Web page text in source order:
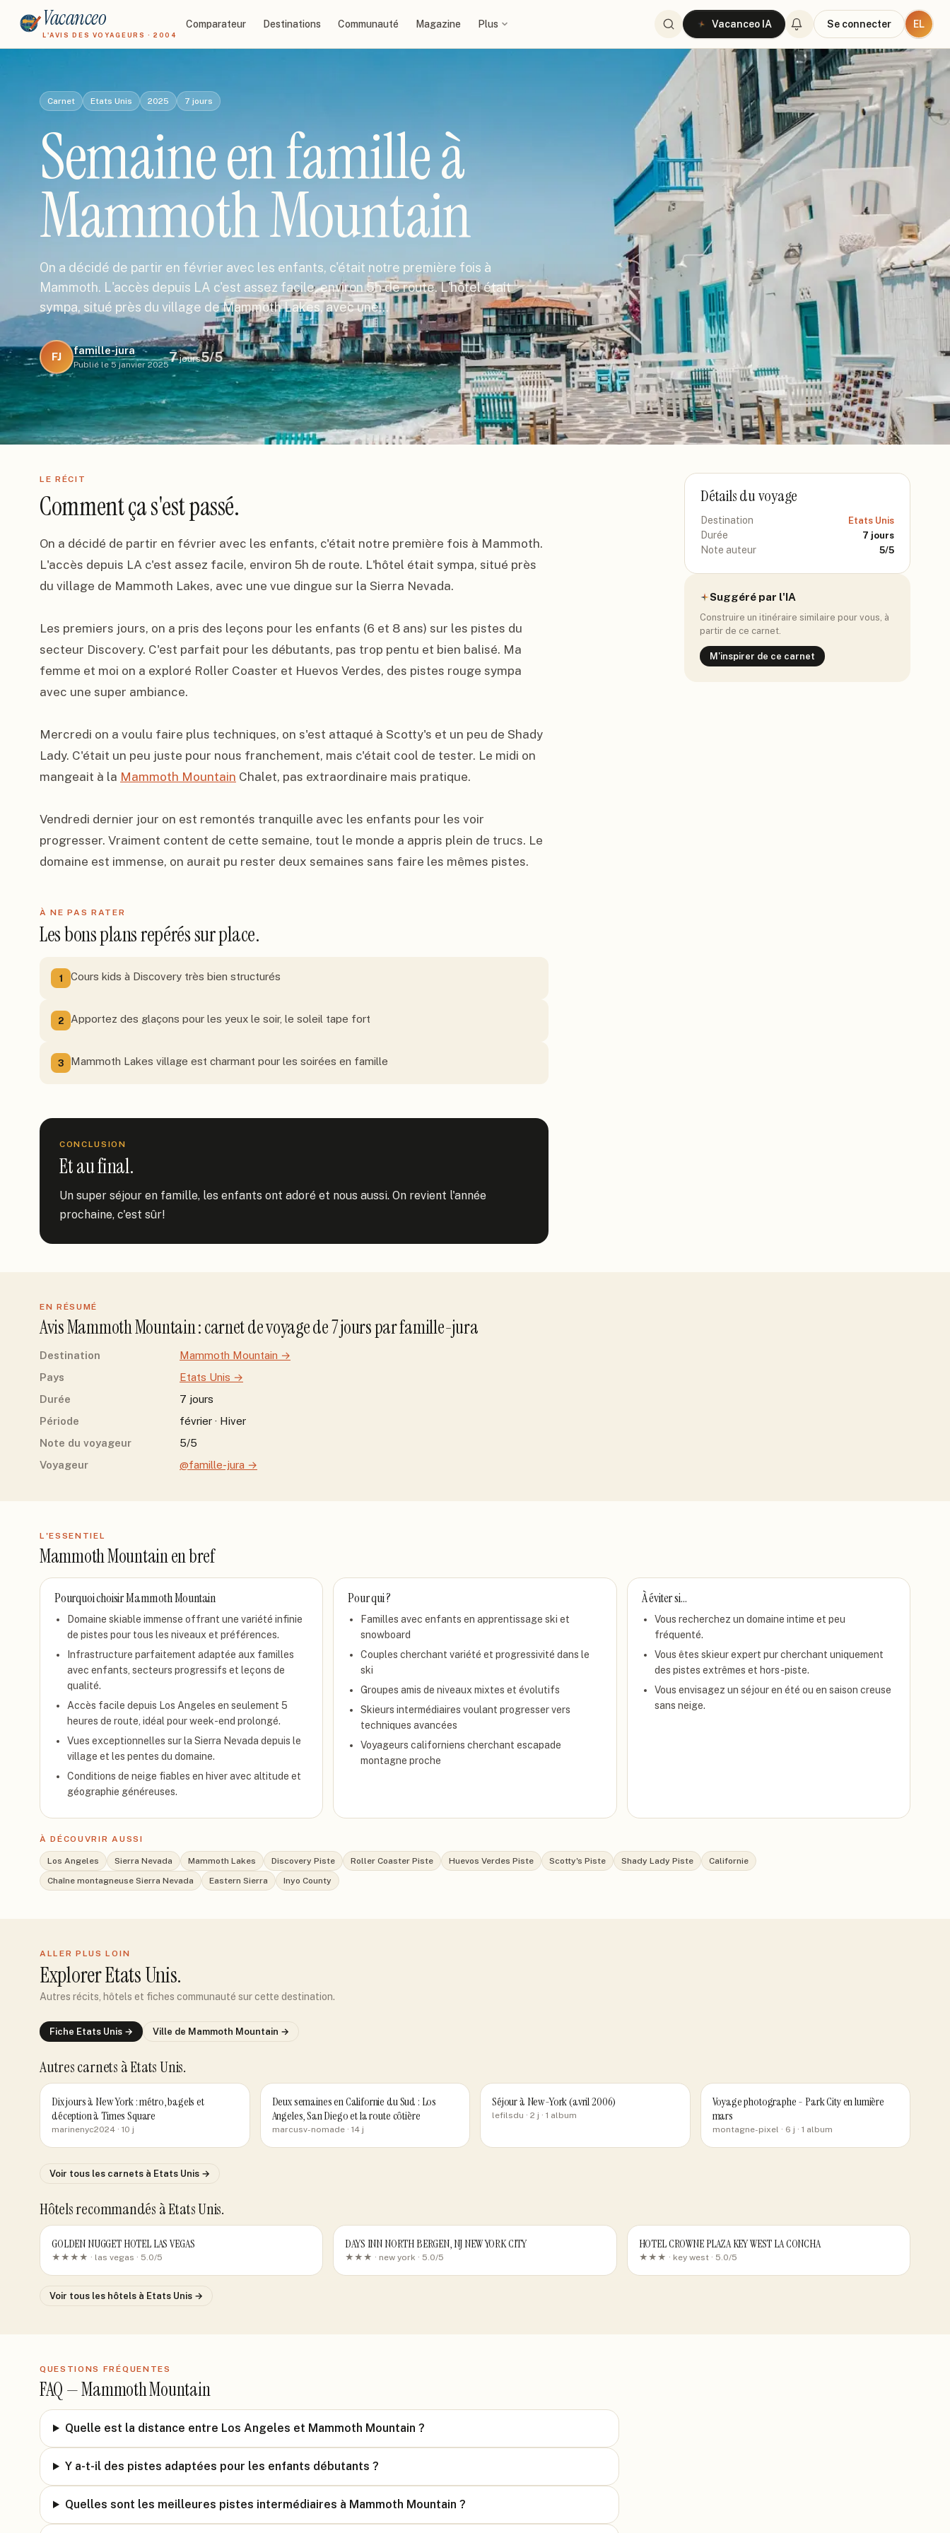
Vacanceo
L'AVIS DES VOYAGEURS · 2004
Comparateur Destinations Communauté Magazine Plus Vacanceo IA Se connecter EL
Carnet Etats Unis 2025 7 jours
Semaine en famille à
Mammoth Mountain
On a décidé de partir en février avec les enfants, c'était notre première fois à
Mammoth. L'accès depuis LA c'est assez facile, environ 5h de route. L'hôtel était
sympa, situé près du village de Mammoth Lakes, avec une…
FJ
famille-jura
Publié le 5 janvier 2025
7jours5/5
LE RÉCIT
Comment ça s'est passé.
On a décidé de partir en février avec les enfants, c'était notre première fois à Mammoth.
L'accès depuis LA c'est assez facile, environ 5h de route. L'hôtel était sympa, situé près
du village de Mammoth Lakes, avec une vue dingue sur la Sierra Nevada.
Les premiers jours, on a pris des leçons pour les enfants (6 et 8 ans) sur les pistes du
secteur Discovery. C'est parfait pour les débutants, pas trop pentu et bien balisé. Ma
femme et moi on a exploré Roller Coaster et Huevos Verdes, des pistes rouge sympa
avec une super ambiance.
Mercredi on a voulu faire plus techniques, on s'est attaqué à Scotty's et un peu de Shady
Lady. C'était un peu juste pour nous franchement, mais c'était cool de tester. Le midi on
mangeait à la Mammoth Mountain Chalet, pas extraordinaire mais pratique.
Vendredi dernier jour on est remontés tranquille avec les enfants pour les voir
progresser. Vraiment content de cette semaine, tout le monde a appris plein de trucs. Le
domaine est immense, on aurait pu rester deux semaines sans faire les mêmes pistes.
À NE PAS RATER
Les bons plans repérés sur place.
1 Cours kids à Discovery très bien structurés
2 Apportez des glaçons pour les yeux le soir, le soleil tape fort
3 Mammoth Lakes village est charmant pour les soirées en famille
CONCLUSION
Et au final.
Un super séjour en famille, les enfants ont adoré et nous aussi. On revient l'année
prochaine, c'est sûr!
Détails du voyage
Destination Etats Unis
Durée 7 jours
Note auteur 5/5
Suggéré par l'IA
Construire un itinéraire similaire pour vous, à
partir de ce carnet.
M'inspirer de ce carnet
EN RÉSUMÉ
AvisMammoth Mountain: carnet de voyage de7joursparfamille-jura
Destination Mammoth Mountain →
Pays
Etats Unis →
Durée
7 jours
Période
février · Hiver
Note du voyageur
5/5
Voyageur
@famille-jura →
L'ESSENTIEL
Mammoth Mountainen bref
Pourquoi choisirMammoth Mountain
Domaine skiable immense offrant une variété infinie
de pistes pour tous les niveaux et préférences.
Infrastructure parfaitement adaptée aux familles
avec enfants, secteurs progressifs et leçons de
qualité.
Accès facile depuis Los Angeles en seulement 5
heures de route, idéal pour week-end prolongé.
Vues exceptionnelles sur la Sierra Nevada depuis le
village et les pentes du domaine.
Conditions de neige fiables en hiver avec altitude et
géographie généreuses.
Pour qui ?
Familles avec enfants en apprentissage ski et
snowboard
Couples cherchant variété et progressivité dans le
ski
Groupes amis de niveaux mixtes et évolutifs
Skieurs intermédiaires voulant progresser vers
techniques avancées
Voyageurs californiens cherchant escapade
montagne proche
À éviter si…
Vous recherchez un domaine intime et peu
fréquenté.
Vous êtes skieur expert pur cherchant uniquement
des pistes extrêmes et hors-piste.
Vous envisagez un séjour en été ou en saison creuse
sans neige.
À DÉCOUVRIR AUSSI
Los Angeles Sierra Nevada Mammoth Lakes Discovery Piste Roller Coaster Piste Huevos Verdes Piste Scotty's Piste Shady Lady Piste
Californie
Chaîne montagneuse Sierra Nevada
Eastern Sierra Inyo County
ALLER PLUS LOIN
ExplorerEtats Unis.
Autres récits, hôtels et fiches communauté sur cette destination.
Fiche Etats Unis → Ville de Mammoth Mountain →
Autres carnets à Etats Unis.
Dix jours à New York : métro, bagels et
déception à Times Square
marinenyc2024 · 10 j
Deux semaines en Californie du Sud : Los
Angeles, San Diego et la route côtière
marcusv-nomade· 14 j
Séjour à New-York (avril 2006)
lefilsdu · 2 j · 1 album
Voyage photographe - Park City en lumière
mars
montagne-pixel · 6 j · 1 album
Voir tous les carnets à Etats Unis →
Hôtels recommandés à Etats Unis.
GOLDEN NUGGET HOTEL LAS VEGAS
★★★★ · las vegas · 5.0/5
DAYS INN NORTH BERGEN, NJ NEW YORK CITY
★★★ · new york · 5.0/5
HOTEL CROWNE PLAZA KEY WEST LA CONCHA
★★★ · key west· 5.0/5
Voir tous les hôtels à Etats Unis →
QUESTIONS FRÉQUENTES
FAQ —Mammoth Mountain
Quelle est la distance entre Los Angeles et Mammoth Mountain ?
Y a-t-il des pistes adaptées pour les enfants débutants ?
Quelles sont les meilleures pistes intermédiaires à Mammoth Mountain ?